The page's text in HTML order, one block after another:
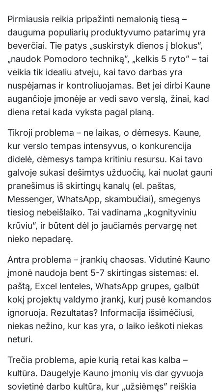
Pirmiausia reikia pripažinti nemalonią tiesą –
dauguma populiarių produktyvumo patarimų yra
beverčiai. Tie patys „suskirstyk dienos į blokus”,
„naudok Pomodoro techniką”, „kelkis 5 ryto” – tai
veikia tik idealiu atveju, kai tavo darbas yra
nuspėjamas ir kontroliuojamas. Bet jei dirbi Kaune
augančioje įmonėje ar vedi savo verslą, žinai, kad
diena retai kada vyksta pagal planą.
Tikroji problema – ne laikas, o dėmesys. Kaune,
kur verslo tempas intensyvus, o konkurencija
didelė, dėmesys tampa kritiniu resursu. Kai tavo
galvoje sukasi dešimtys užduočių, kai nuolat gauni
pranešimus iš skirtingų kanalų (el. paštas,
Messenger, WhatsApp, skambučiai), smegenys
tiesiog nebeišlaiko. Tai vadinama „kognityviniu
krūviu”, ir būtent dėl jo jaučiamės pervargę net
nieko nepadarę.
Antra problema – įrankių chaosas. Vidutinė Kauno
įmonė naudoja bent 5-7 skirtingas sistemas: el.
paštą, Excel lenteles, WhatsApp grupes, galbūt
kokį projektų valdymo įrankį, kurį pusė komandos
ignoruoja. Rezultatas? Informacija išsimėčiusi,
niekas nežino, kur kas yra, o laiko ieškoti niekas
neturi.
Trečia problema, apie kurią retai kas kalba –
kultūra. Daugelyje Kauno įmonių vis dar gyvuoja
sovietinė darbo kultūra, kur „užsiėmęs” reiškia